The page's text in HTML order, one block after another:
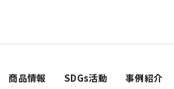
商品情報 SDGs活動 事例紹介